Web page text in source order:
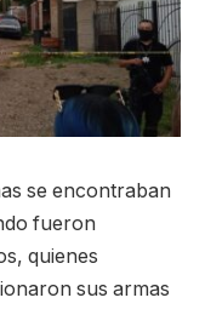
se encontraban
fueron
quienes
sus armas